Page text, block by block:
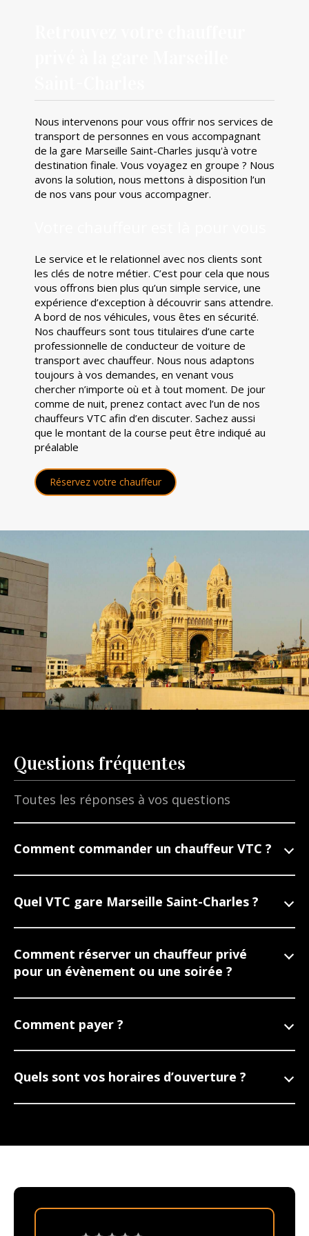
Nous intervenons pour vous offrir nos services de
transport de personnes en vous accompagnant
de la gare Marseille Saint-Charles jusqu'à votre
destination finale. Vous voyagez en groupe ? Nous
avons la solution, nous mettons à disposition l’un
de nos vans pour vous accompagner.
Le service et le relationnel avec nos clients sont
les clés de notre métier. C’est pour cela que nous
vous offrons bien plus qu’un simple service, une
expérience d’exception à découvrir sans attendre.
A bord de nos véhicules, vous êtes en sécurité.
Nos chauffeurs sont tous titulaires d’une carte
professionnelle de conducteur de voiture de
transport avec chauffeur. Nous nous adaptons
toujours à vos demandes, en venant vous
chercher n’importe où et à tout moment. De jour
comme de nuit, prenez contact avec l’un de nos
chauffeurs VTC afin d’en discuter. Sachez aussi
que le montant de la course peut être indiqué au
préalable
Réservez votre chauffeur
Questions fréquentes
Toutes les réponses à vos questions
Comment commander un chauffeur VTC ?
Quel VTC gare Marseille Saint-Charles ?
Comment réserver un chauffeur privé
pour un évènement ou une soirée ?
Comment payer ?
Quels sont vos horaires d’ouverture ?